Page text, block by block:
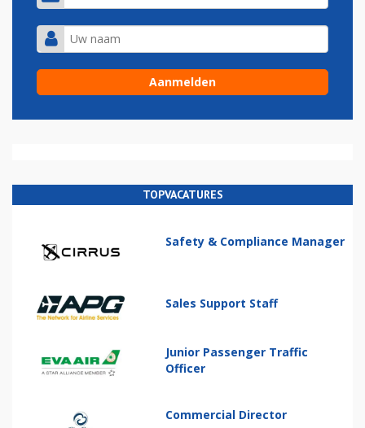
TOPVACATURES
Safety & Compliance Manager
Sales Support Staff
Junior Passenger Traffic
Officer
Commercial Director